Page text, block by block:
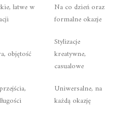
łatwe w
Na co dzień oraz
formalne okazje
objętość
Stylizacje
kreatywne,
casualowe
Uniwersalne, na
każdą okazję